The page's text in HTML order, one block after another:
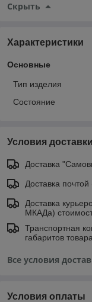
Скрыть
Характеристики
Основные
Тип изделия
Состояние
Условия доставки
Доставка
Доставка
Доставка
МКАДа)
Транспортная
габаритов
Все условия
Условия оплаты